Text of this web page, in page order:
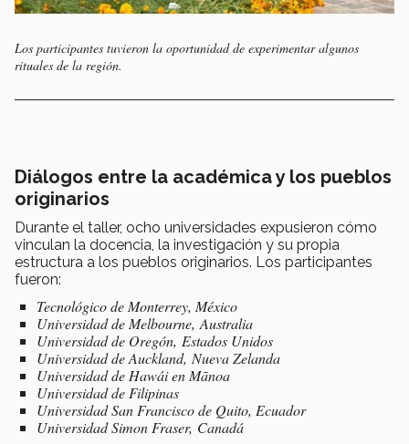
Los participantes tuvieron la oportunidad de experimentar algunos
rituales de la región.
Diálogos entre la académica y los pueblos
originarios
Durante el taller, ocho universidades expusieron cómo
vinculan la docencia, la investigación y su propia
estructura a los pueblos originarios. Los participantes
fueron:
Tecnológico de Monterrey, México
Universidad de Melbourne, Australia
Universidad de Oregón, Estados Unidos
Universidad de Auckland, Nueva Zelanda
Universidad de Hawái en Mānoa
Universidad de Filipinas
Universidad San Francisco de Quito, Ecuador
Universidad Simon Fraser, Canadá